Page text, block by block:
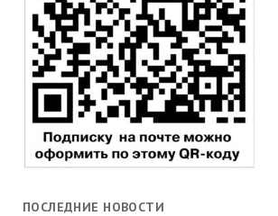
ПОСЛЕДНИЕ НОВОСТИ